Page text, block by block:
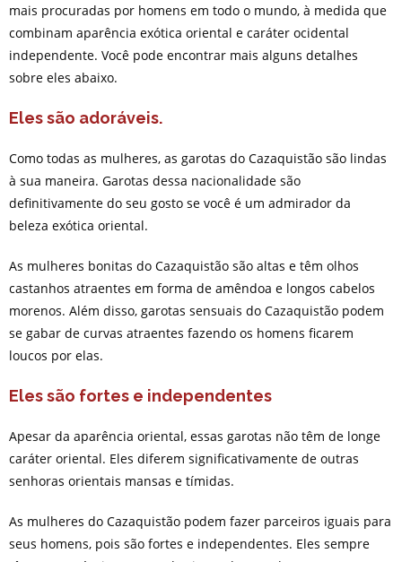
mais procuradas por homens em todo o mundo, à medida que
combinam aparência exótica oriental e caráter ocidental
independente. Você pode encontrar mais alguns detalhes
sobre eles abaixo.
Eles são adoráveis.
Como todas as mulheres, as garotas do Cazaquistão são lindas
à sua maneira. Garotas dessa nacionalidade são
definitivamente do seu gosto se você é um admirador da
beleza exótica oriental.
As mulheres bonitas do Cazaquistão são altas e têm olhos
castanhos atraentes em forma de amêndoa e longos cabelos
morenos. Além disso, garotas sensuais do Cazaquistão podem
se gabar de curvas atraentes fazendo os homens ficarem
loucos por elas.
Eles são fortes e independentes
Apesar da aparência oriental, essas garotas não têm de longe
caráter oriental. Eles diferem significativamente de outras
senhoras orientais mansas e tímidas.
As mulheres do Cazaquistão podem fazer parceiros iguais para
seus homens, pois são fortes e independentes. Eles sempre